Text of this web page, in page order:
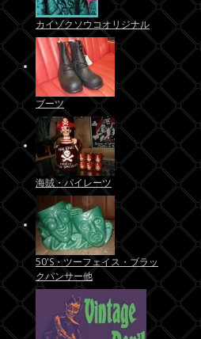
カイゾクソウコオリジナル
ブーツ
海賊・パイレーツ
50'S・ツーフェイス・ブラッ
クパンサー他